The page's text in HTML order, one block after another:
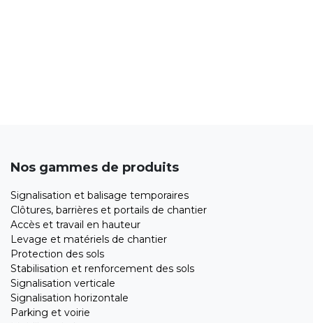
Nos gammes de produits
Signalisation et balisage temporaires
Clôtures, barrières et portails de chantier
Accès et travail en hauteur
Levage et matériels de chantier
Protection des sols
Stabilisation et renforcement des sols
Signalisation verticale
Signalisation horizontale
Parking et voirie